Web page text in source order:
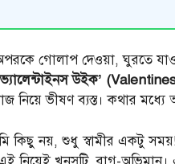
গোলাপ দেওয়া, ঘুরতে
উইক’
নিয়ে ভীষণ ব্যস্ত। কথার মধ্যে
কিছু নয়, শুধু স্বামীর একটু